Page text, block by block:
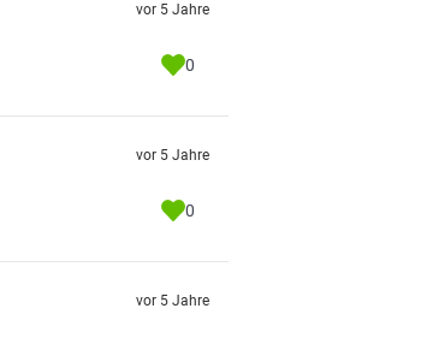
vor 5 Jahre
0
vor 5 Jahre
0
vor 5 Jahre